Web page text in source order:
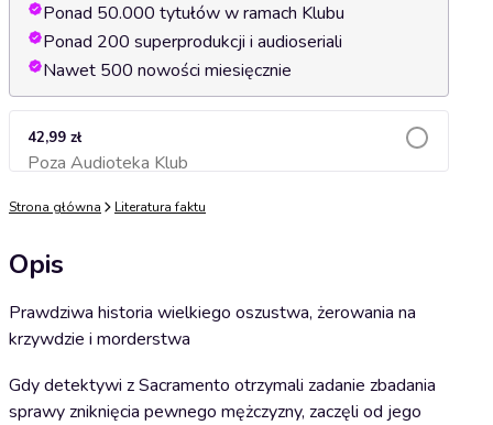
Ponad 50.000 tytułów w ramach Klubu
Ponad 200 superprodukcji i audioseriali
Nawet 500 nowości miesięcznie
42,99 zł
Poza Audioteka KlubDodaj do koszyka
Strona główna Literatura faktu
Opis
Prawdziwa historia wielkiego oszustwa, żerowania na
krzywdzie i morderstwa
Gdy detektywi z Sacramento otrzymali zadanie zbadania
sprawy zniknięcia pewnego mężczyzny, zaczęli od jego